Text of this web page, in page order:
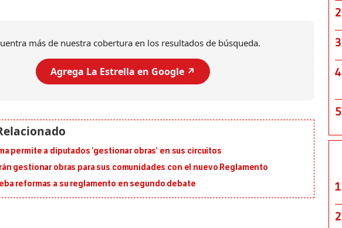
más de nuestra cobertura en los resultados de búsqueda.
Agrega La Estrella en Google ↗️
permite a diputados ‘gestionar obras’ en sus circuitos
gestionar obras para sus comunidades con el nuevo Reglamento
reformas a su reglamento en segundo debate
2
3
4
5
1
2